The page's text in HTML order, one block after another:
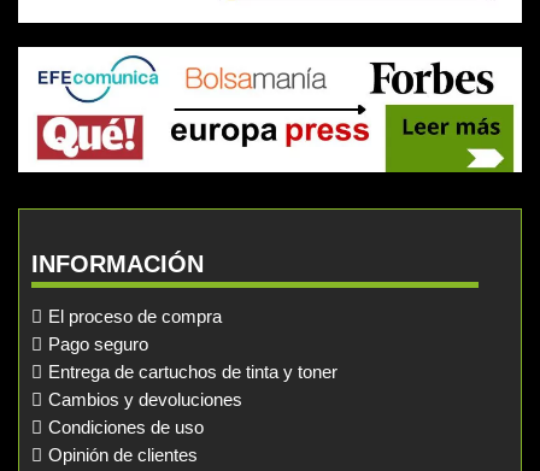
INFORMACIÓN
El proceso de compra
Pago seguro
Entrega de cartuchos de tinta y toner
Cambios y devoluciones
Condiciones de uso
Opinión de clientes